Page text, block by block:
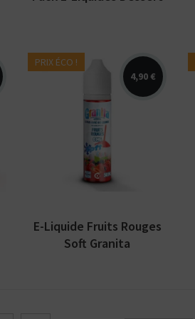
PRIX ÉCO !
4,90 €
Arômes : fruits rouges,
frais. E-liquide Granita
Soft par Alfaliquid.
Disponible en 50 ml
E-Liquide Fruits Rouges
Soft Granita